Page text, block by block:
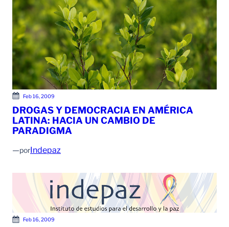
Feb 16, 2009
DROGAS Y DEMOCRACIA EN AMÉRICA
LATINA: HACIA UN CAMBIO DE
PARADIGMA
—porIndepaz
Feb 16, 2009